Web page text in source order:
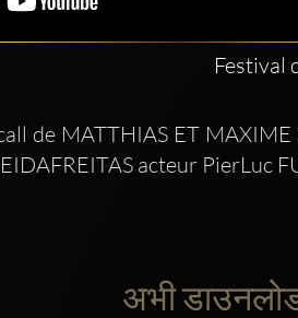
Festival
de MATTHIAS ET
acteur PierLuc
अभी